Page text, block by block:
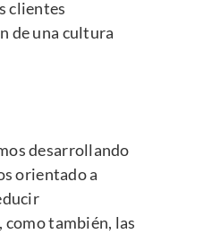
clientes
de una cultura
desarrollando
orientado a
también, las